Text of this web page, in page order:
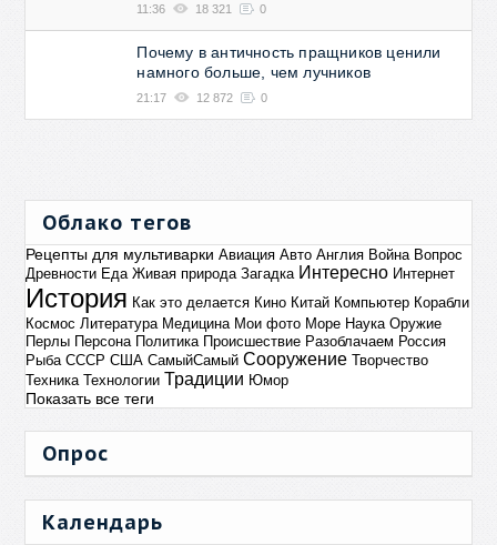
11:36 18 321 0
Почему в античность пращников ценили
намного больше, чем лучников
21:17 12 872 0
Облако тегов
Рецепты для мультиварки Авиация Авто Англия Война Вопрос
Древности Еда Живая природа Загадка Интересно Интернет
История Как это делается Кино Китай Компьютер Корабли
Космос Литература Медицина Мои фото Море Наука Оружие
Перлы Персона Политика Происшествие Разоблачаем Россия
Рыба СССР США СамыйСамый Сооружение Творчество
Техника Технологии Традиции Юмор
Показать все теги
Опрос
Календарь